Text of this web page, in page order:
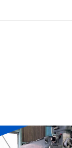
ムフライス盤